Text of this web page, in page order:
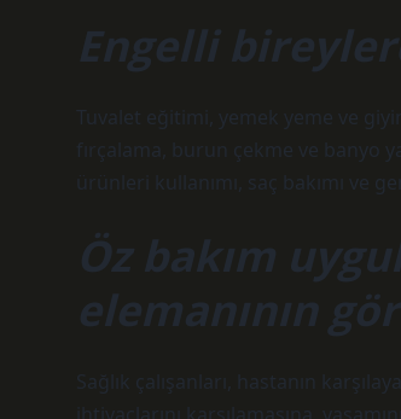
Engelli
Tuvalet eğitimi, yemek yeme ve
fırçalama, burun çekme ve banyo
ürünleri kullanımı, saç bakımı ve
Öz bakım
elemanının
Sağlık çalışanları, hastanın